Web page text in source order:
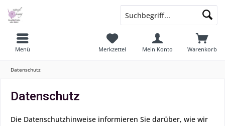
Menü Warenkorb
Merkzettel Mein Konto
Datenschutz
Datenschutz
Die Datenschutzhinweise informieren Sie darüber, wie wir